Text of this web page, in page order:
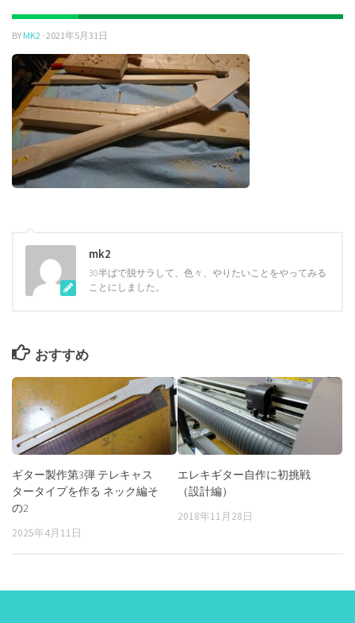
BY MK2 · 2021年5月31日
mk2
30半ばで脱サラして、色々、やりたいことをやってみる
ことにしました。
おすすめ
ギター製作第3弾 テレキャス
タータイプを作る ネック編そ
の2
2025年4月11日
エレキギター自作に初挑戦
（設計編）
2018年11月28日